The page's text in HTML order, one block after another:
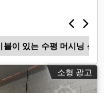
이 있는 수평 머시닝 센
소형 광고